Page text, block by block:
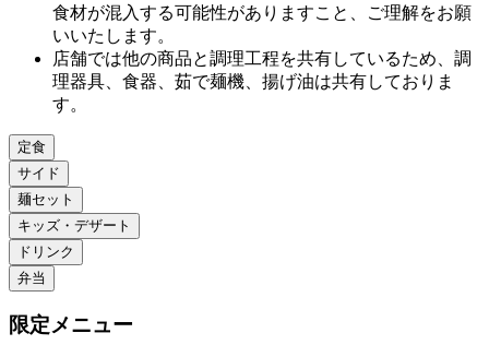
⾷材が混⼊する可能性がありますこと、ご理解をお願
いいたします。
店舗では他の商品と調理⼯程を共有しているため、調
理器具、⾷器、茹で麺機、揚げ油は共有しておりま
す。
定食
サイド
麺セット
キッズ・デザート
ドリンク
弁当
限定メニュー